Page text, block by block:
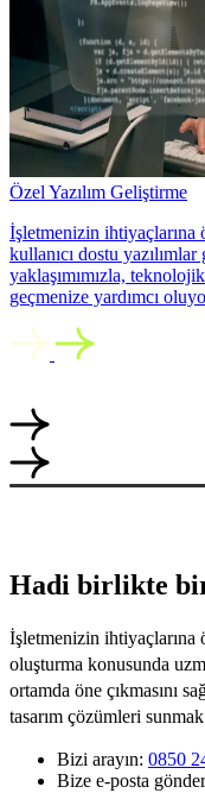
Özel Yazılım Geliştirme
İşletmenizin ihtiyaçlarına
kullanıcı dostu
yaklaşımımızla,
geçmenize yardımcı
Hadi birlikte
İşletmenizin ihtiyaçlarına
oluşturma konusunda
ortamda öne çıkmasını
tasarım çözümleri
Bizi arayın: 0850
Bize e-posta